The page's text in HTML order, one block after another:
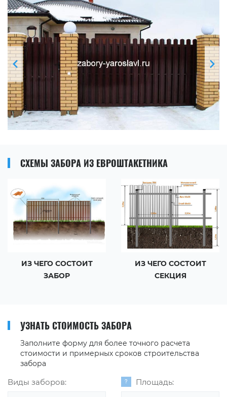
СХЕМЫ ЗАБОРА ИЗ ЕВРОШТАКЕТНИКА
ИЗ ЧЕГО СОСТОИТ
ЗАБОР
ИЗ ЧЕГО СОСТОИТ
СЕКЦИЯ
УЗНАТЬ СТОИМОСТЬ ЗАБОРА
Заполните форму для более точного расчета
стоимости и примерных сроков строительства
забора
Виды заборов: Площадь: